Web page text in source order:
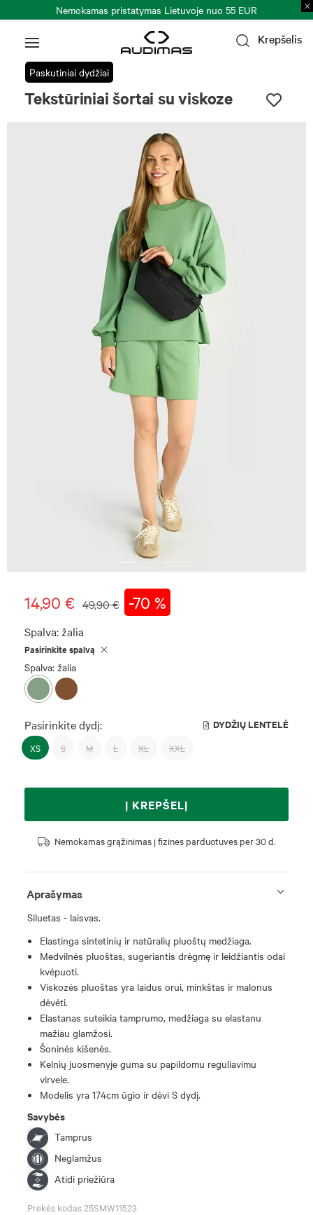
Nemokamas pristatymas Lietuvoje nuo 55 EUR
Krepšelis
Paskutiniai dydžiai
Tekstūriniai šortai su viskoze
14,90 € 49,90 € -70 %
Spalva:žalia
Pasirinkite spalvą
Spalva: žalia
Pasirinkite dydį: DYDŽIŲ LENTELĖ
XS S M L XL XXL
Į KREPŠELĮ
Nemokamas grąžinimas į fizines parduotuves per 30 d.
Aprašymas
Siluetas - laisvas.
Elastinga sintetinių ir natūralių pluoštų medžiaga.
Medvilnės pluoštas, sugeriantis drėgmę ir leidžiantis odai
kvėpuoti.
Viskozės pluoštas yra laidus orui, minkštas ir malonus
dėvėti.
Elastanas suteikia tamprumo, medžiaga su elastanu
mažiau glamžosi.
Šoninės kišenės.
Kelnių juosmenyje guma su papildomu reguliavimu
virvele.
Modelis yra 174cm ūgio ir dėvi S dydį.
Savybės
Tamprus
Neglamžus
Atidi priežiūra
Prekės kodas 25SMW11523